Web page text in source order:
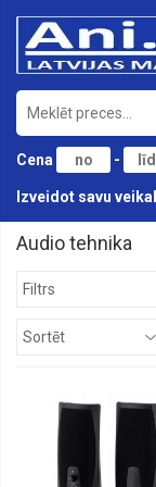
Cena -
Izveidot savu
Audio tehnika